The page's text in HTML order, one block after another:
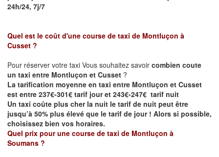
24h/24, 7j/7
Quel est le coût d'une course de taxi de Montluçon à
Cusset ?
Pour réserver votre taxi Vous souhaitez savoir combien coute
un taxi entre Montluçon et Cusset ?
La tarification moyenne en taxi entre Montluçon et Cusset
est entre 237€-301€ tarif jour et 243€-247€ tarif nuit
Un taxi coûte plus cher la nuit le tarif de nuit peut être
jusqu’à 50% plus élevé que le tarif de jour ! Alors si possible,
choisissez bien vos horaires.
Quel prix pour une course de taxi de Montluçon à
Soumans ?